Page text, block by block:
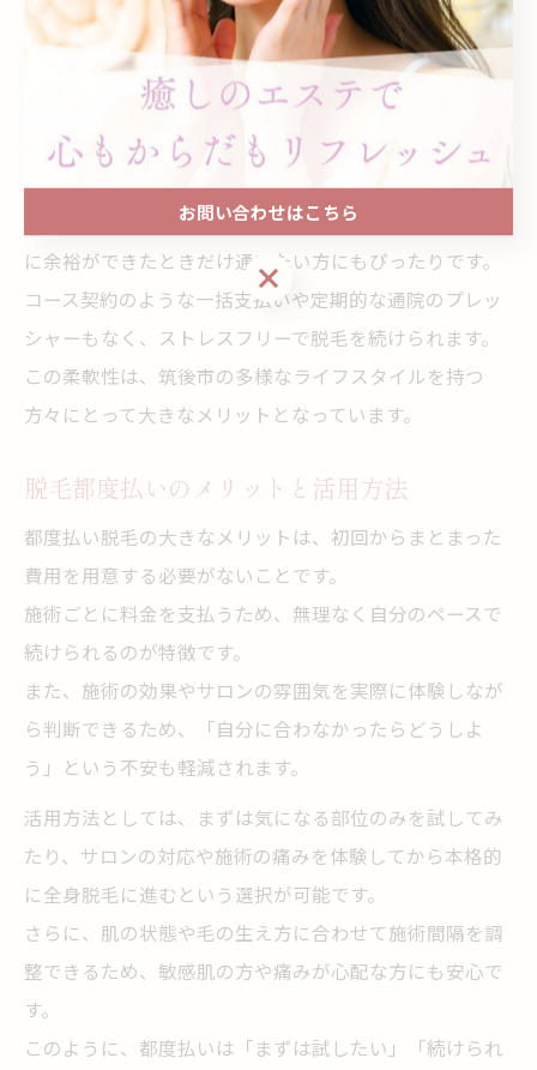
福岡県筑後市の脱毛サロンでも、都度払いを導入してい
る店舗が増えており、忙しい社会人や学生、子育て中の
方まで幅広く支持されています。
予約もその都度行えるため、急な予定変更にも対応しや
すいのが魅力です。
例えば、仕事や家事の合間に施術を受けたい方や、時間
に余裕ができたときだけ通いたい方にもぴったりです。
コース契約のような一括支払いや定期的な通院のプレッ
シャーもなく、ストレスフリーで脱毛を続けられます。
この柔軟性は、筑後市の多様なライフスタイルを持つ
方々にとって大きなメリットとなっています。
脱毛都度払いのメリットと活用方法
都度払い脱毛の大きなメリットは、初回からまとまった
費用を用意する必要がないことです。
施術ごとに料金を支払うため、無理なく自分のペースで
続けられるのが特徴です。
また、施術の効果やサロンの雰囲気を実際に体験しなが
ら判断できるため、「自分に合わなかったらどうしよ
う」という不安も軽減されます。
活用方法としては、まずは気になる部位のみを試してみ
たり、サロンの対応や施術の痛みを体験してから本格的
に全身脱毛に進むという選択が可能です。
さらに、肌の状態や毛の生え方に合わせて施術間隔を調
整できるため、敏感肌の方や痛みが心配な方にも安心で
す。
このように、都度払いは「まずは試したい」「続けられ
お問い合わせはこちら
お問い合わせはこちら